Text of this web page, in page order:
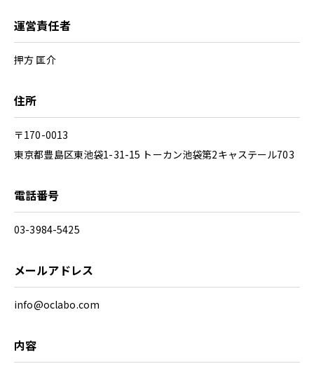
運営責任者
押方 匡介
住所
〒170-0013
東京都豊島区東池袋1-31-15 トーカン池袋第2キャステール703
電話番号
03-3984-5425
メールアドレス
info@oclabo.com
内容